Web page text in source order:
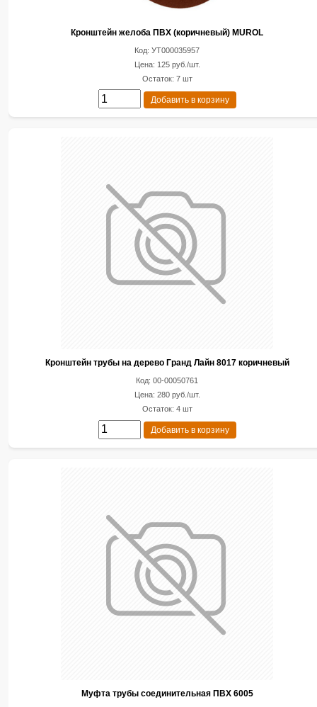
Кронштейн желоба ПВХ (коричневый) MUROL
Код: УТ000035957
Цена: 125 руб./шт.
Остаток: 7 шт
Добавить в корзину
Кронштейн трубы на дерево Гранд Лайн 8017 коричневый
Код: 00-00050761
Цена: 280 руб./шт.
Остаток: 4 шт
Добавить в корзину
Муфта трубы соединительная ПВХ 6005